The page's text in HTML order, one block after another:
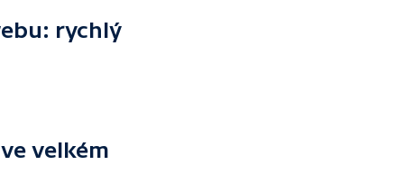
rychlý
velkém